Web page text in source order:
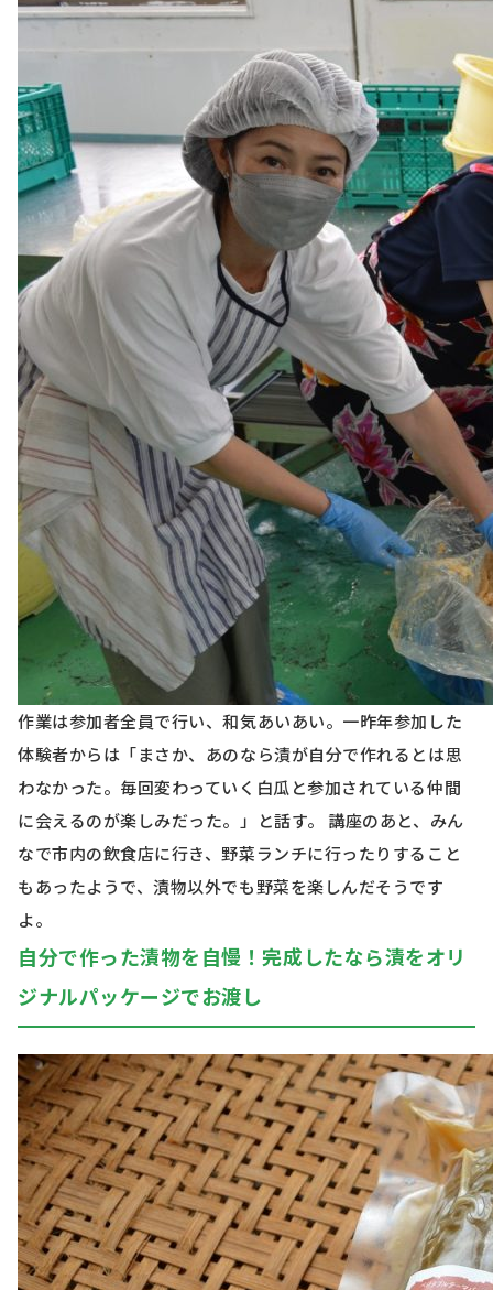
作業は参加者全員で行い、和気あいあい。一昨年参加した
体験者からは「まさか、あのなら漬が自分で作れるとは思
わなかった。毎回変わっていく白瓜と参加されている仲間
に会えるのが楽しみだった。」と話す。 講座のあと、みん
なで市内の飲食店に行き、野菜ランチに行ったりすること
もあったようで、漬物以外でも野菜を楽しんだそうです
よ。
自分で作った漬物を自慢！完成したなら漬をオリ
ジナルパッケージでお渡し